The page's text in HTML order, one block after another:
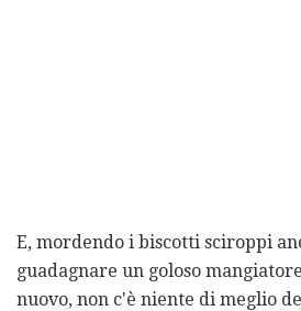
E, mordendo i biscotti sciroppi
guadagnare un goloso
nuovo, non c'è niente di meglio